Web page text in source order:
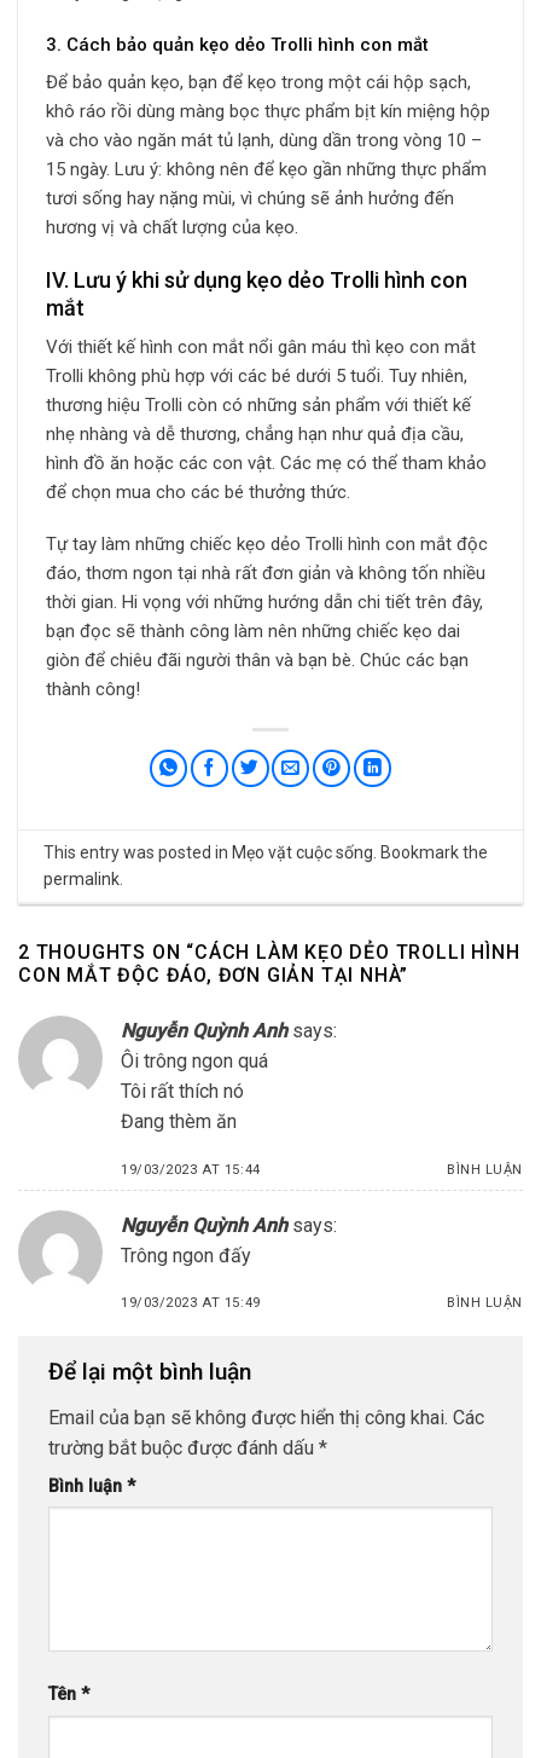
3. Cách bảo quản kẹo dẻo Trolli hình con mắt
Để bảo quản kẹo, bạn để kẹo trong một cái hộp sạch,
khô ráo rồi dùng màng bọc thực phẩm bịt kín miệng hộp
và cho vào ngăn mát tủ lạnh, dùng dần trong vòng 10 –
15 ngày. Lưu ý: không nên để kẹo gần những thực phẩm
tươi sống hay nặng mùi, vì chúng sẽ ảnh hưởng đến
hương vị và chất lượng của kẹo.
IV. Lưu ý khi sử dụng kẹo dẻo Trolli hình con
mắt
Với thiết kế hình con mắt nổi gân máu thì kẹo con mắt
Trolli không phù hợp với các bé dưới 5 tuổi. Tuy nhiên,
thương hiệu Trolli còn có những sản phẩm với thiết kế
nhẹ nhàng và dễ thương, chẳng hạn như quả địa cầu,
hình đồ ăn hoặc các con vật. Các mẹ có thể tham khảo
để chọn mua cho các bé thưởng thức.
Tự tay làm những chiếc kẹo dẻo Trolli hình con mắt độc
đáo, thơm ngon tại nhà rất đơn giản và không tốn nhiều
thời gian. Hi vọng với những hướng dẫn chi tiết trên đây,
bạn đọc sẽ thành công làm nên những chiếc kẹo dai
giòn để chiêu đãi người thân và bạn bè. Chúc các bạn
thành công!
This entry was posted in Mẹo vặt cuộc sống . Bookmark the
permalink
2 THOUGHTS ON “CÁCH LÀM KẸO DẺO TROLLI HÌNH
CON MẮT ĐỘC ĐÁO, ĐƠN GIẢN TẠI NHÀ”
Nguyễn Quỳnh Anh says:
Ôi trông ngon quá
Tôi rất thích nó
Đang thèm ăn
19/03/2023 AT 15:44 BÌNH LUẬN
Nguyễn Quỳnh Anh says:
Trông ngon đấy
19/03/2023 AT 15:49 BÌNH LUẬN
Để lại một bình luận
Email của bạn sẽ không được hiển thị công khai. Các
trường bắt buộc được đánh dấu *
Bình luận *
Tên *